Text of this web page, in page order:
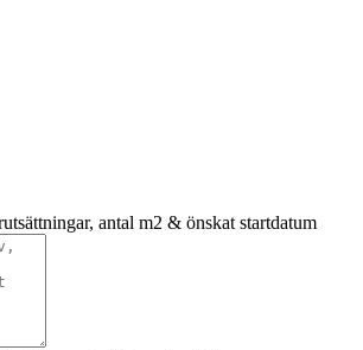
antal m2 & önskat startdatum